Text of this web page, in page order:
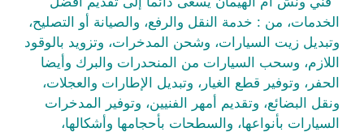
الخدمات، من : خدمة النقل والرفع، والصيانة أو التصليح،
وتبديل زيت السيارات، وشحن المدخرات، وتزويد بالوقود
اللازم، وسحب السيارات من المنحدرات والبرك وأيضا
الحفر، وتوفير قطع الغيار، وتبديل الإطارات والعجلات،
ونقل البضائع، وتقديم أمهر الفنيين، وتوفير المدخرات
السيارات بأنواعها، والسطحات بأحجامها وأشكالها،